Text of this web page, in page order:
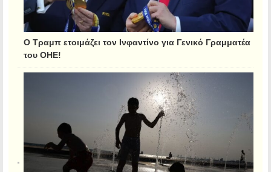
Ο Τραμπ ετοιμάζει τον Ινφαντίνο για Γενικό Γραμματέα
του ΟΗΕ!